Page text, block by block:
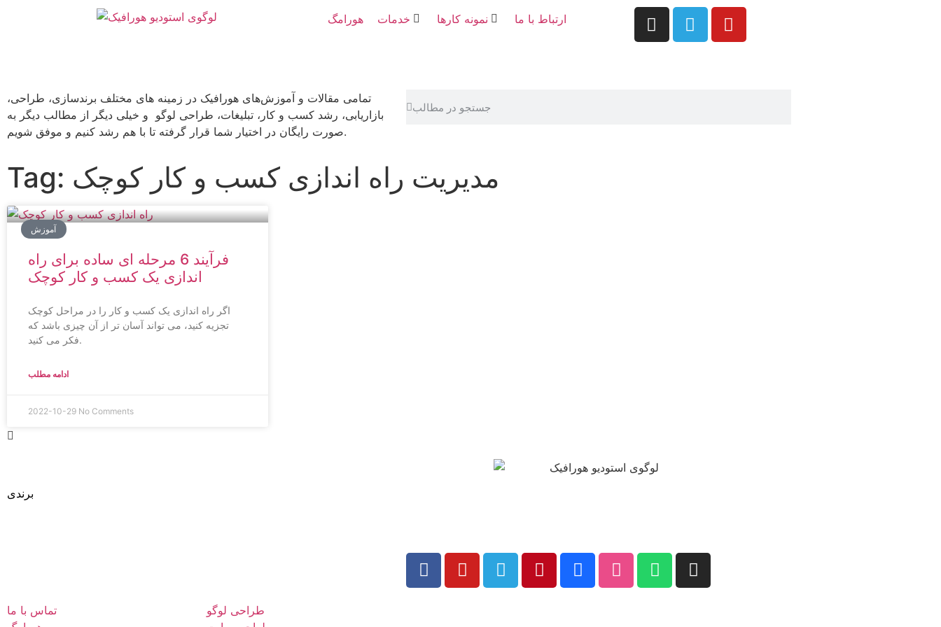
هورامگ خدمات نمونه کارها ارتباط با ما
تمامی مقالات و آموزش‌های هورافیک در زمینه های مختلف برندسازی، طراحی،
بازاریابی، رشد کسب و کار، تبلیغات، طراحی لوگو و خیلی دیگر از مطالب دیگر به
صورت رایگان در اختیار شما قرار گرفته تا با هم رشد کنیم و موفق شویم.
Tag: مدیریت راه اندازی کسب و کار کوچک
آموزش
فرآیند 6 مرحله ای ساده برای راه
اندازی یک کسب و کار کوچک
اگر راه اندازی یک کسب و کار را در مراحل کوچک
تجزیه کنید، می تواند آسان تر از آن چیزی باشد که
فکر می کنید.
ادامه مطلب
2022-10-29 No Comments
برندی
تماس با ما
طراحی لوگو